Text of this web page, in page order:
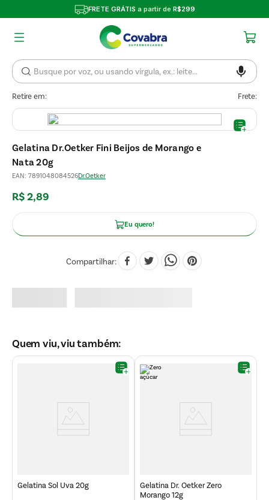
FRETE GRÁTIS a partir de R$299
Retire em: Frete:
Gelatina Dr.Oetker Fini Beijos de Morango e
Nata 20g
EAN: 7891048084526Dr.Oetker
R$2,89
Eu quero!
Compartilhar
Quem viu, viu também:
Gelatina Sol Uva 20g
Gelatina Dr. Oetker Zero
Morango 12g